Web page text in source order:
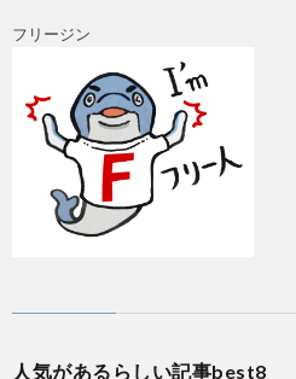
フリージン
人気があるらしい記事best8